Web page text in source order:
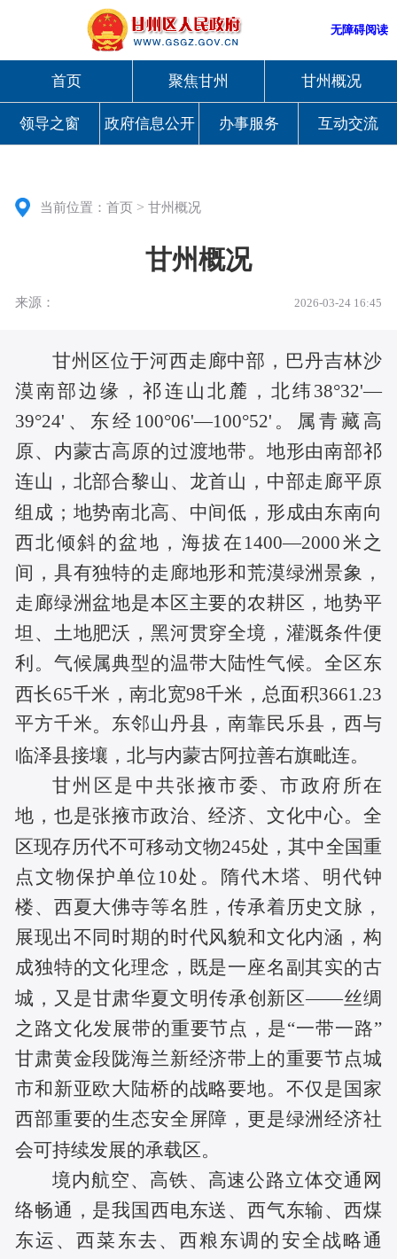
无障碍阅读
首页 聚焦甘州 甘州概况
领导之窗 政府信息公开 办事服务 互动交流
当前位置：首页 >甘州概况
甘州概况
来源： 2026-03-24 16:45
甘州区位于河西走廊中部，巴丹吉林沙
漠南部边缘，祁连山北麓，北纬38°32'—
39°24'、东经100°06'—100°52'。属青藏高
原、内蒙古高原的过渡地带。地形由南部祁
连山，北部合黎山、龙首山，中部走廊平原
组成；地势南北高、中间低，形成由东南向
西北倾斜的盆地，海拔在1400—2000米之
间，具有独特的走廊地形和荒漠绿洲景象，
走廊绿洲盆地是本区主要的农耕区，地势平
坦、土地肥沃，黑河贯穿全境，灌溉条件便
利。气候属典型的温带大陆性气候。全区东
西长65千米，南北宽98千米，总面积3661.23
平方千米。东邻山丹县，南靠民乐县，西与
临泽县接壤，北与内蒙古阿拉善右旗毗连。
甘州区是中共张掖市委、市政府所在
地，也是张掖市政治、经济、文化中心。全
区现存历代不可移动文物245处，其中全国重
点文物保护单位10处。隋代木塔、明代钟
楼、西夏大佛寺等名胜，传承着历史文脉，
展现出不同时期的时代风貌和文化内涵，构
成独特的文化理念，既是一座名副其实的古
城，又是甘肃华夏文明传承创新区——丝绸
之路文化发展带的重要节点，是“一带一路”
甘肃黄金段陇海兰新经济带上的重要节点城
市和新亚欧大陆桥的战略要地。不仅是国家
西部重要的生态安全屏障，更是绿洲经济社
会可持续发展的承载区。
境内航空、高铁、高速公路立体交通网
络畅通，是我国西电东送、西气东输、西煤
东运、西菜东去、西粮东调的安全战略通